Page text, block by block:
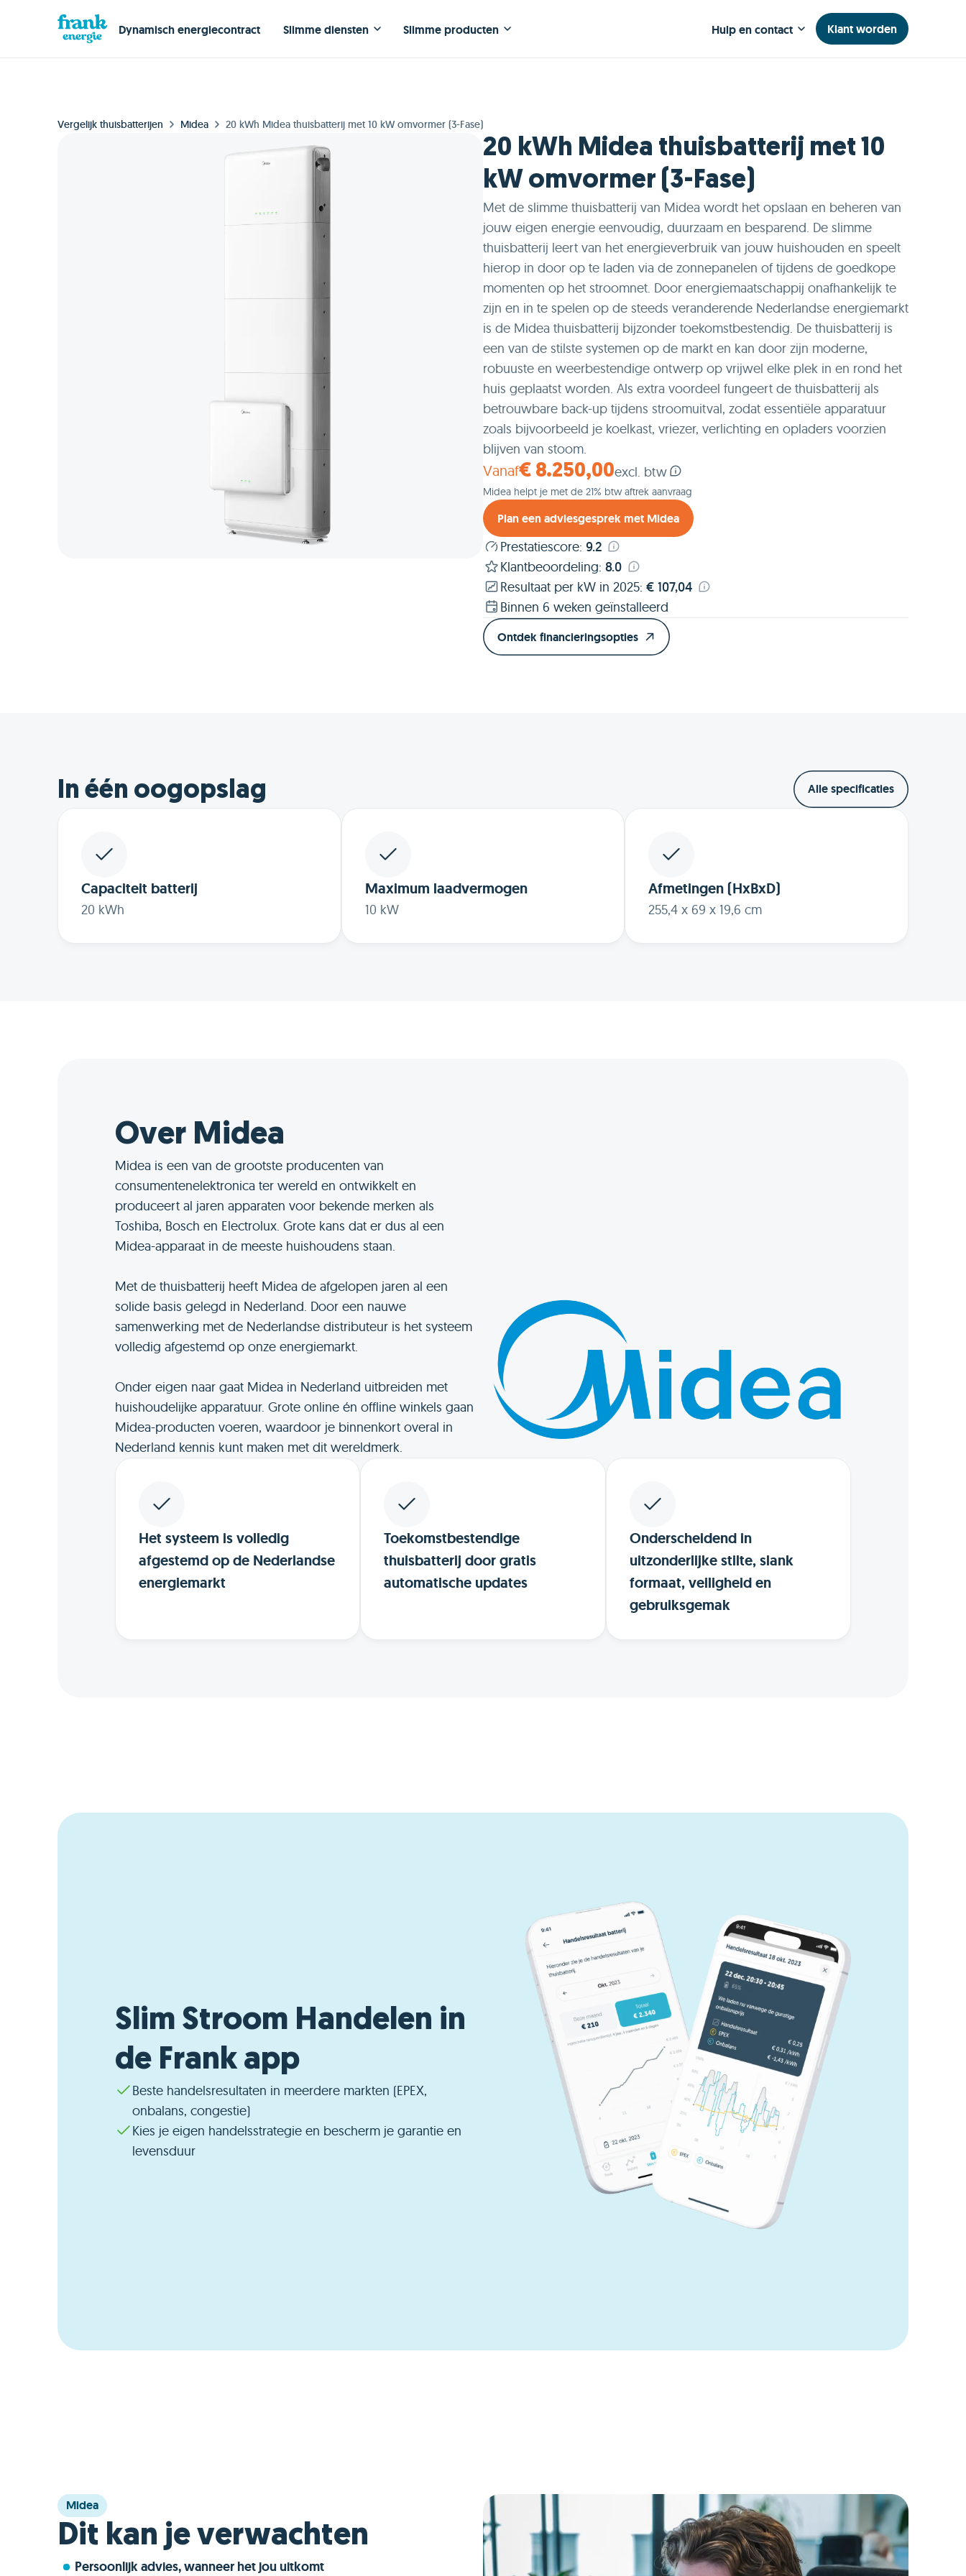
Dynamisch energiecontract Slimme diensten Slimme producten Hulp en contact Klant worden
Vergelijk thuisbatterijen Midea 20 kWh Midea thuisbatterij met 10 kW omvormer (3-Fase)
20 kWh Midea thuisbatterij met 10
kW omvormer (3-Fase)
Vanaf€ 8.250,00excl. btw
Midea helpt je met de 21% btw aftrek aanvraag
Met de slimme thuisbatterij van Midea wordt het opslaan en beheren van
jouw eigen energie eenvoudig, duurzaam en besparend. De slimme
thuisbatterij leert van het energieverbruik van jouw huishouden en speelt
hierop in door op te laden via de zonnepanelen of tijdens de goedkope
momenten op het stroomnet. Door energiemaatschappij onafhankelijk te
zijn en in te spelen op de steeds veranderende Nederlandse energiemarkt
is de Midea thuisbatterij bijzonder toekomstbestendig. De thuisbatterij is
een van de stilste systemen op de markt en kan door zijn moderne,
robuuste en weerbestendige ontwerp op vrijwel elke plek in en rond het
huis geplaatst worden. Als extra voordeel fungeert de thuisbatterij als
betrouwbare back-up tijdens stroomuitval, zodat essentiële apparatuur
zoals bijvoorbeeld je koelkast, vriezer, verlichting en opladers voorzien
blijven van stoom.
Plan een adviesgesprek met Midea
Prestatiescore: 9.2
Klantbeoordeling: 8.0
Resultaat per kW in 2025: € 107,04
Binnen 6 weken geïnstalleerd
Ontdek financieringsopties
In één oogopslag Alle specificaties
Capaciteit batterij
20 kWh
Maximum laadvermogen
10 kW
Afmetingen (HxBxD)
255,4 x 69 x 19,6 cm
Over Midea
Midea is een van de grootste producenten van
consumentenelektronica ter wereld en ontwikkelt en
produceert al jaren apparaten voor bekende merken als
Toshiba, Bosch en Electrolux. Grote kans dat er dus al een
Midea-apparaat in de meeste huishoudens staan.
Met de thuisbatterij heeft Midea de afgelopen jaren al een
solide basis gelegd in Nederland. Door een nauwe
samenwerking met de Nederlandse distributeur is het systeem
volledig afgestemd op onze energiemarkt.
Onder eigen naar gaat Midea in Nederland uitbreiden met
huishoudelijke apparatuur. Grote online én offline winkels gaan
Midea-producten voeren, waardoor je binnenkort overal in
Nederland kennis kunt maken met dit wereldmerk.
Het systeem is volledig
afgestemd op de Nederlandse
energiemarkt
Toekomstbestendige
thuisbatterij door gratis
automatische updates
Onderscheidend in
uitzonderlijke stilte, slank
formaat, veiligheid en
gebruiksgemak
Slim Stroom Handelen in
de Frank app
Beste handelsresultaten in meerdere markten (EPEX,
onbalans, congestie)
Kies je eigen handelsstrategie en bescherm je garantie en
levensduur
Midea
Dit kan je verwachten
Persoonlijk advies, wanneer het jou uitkomt